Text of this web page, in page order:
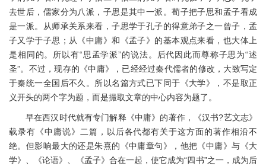
去世后，儒家分为八派，子思是其中一派。荀子把子思和孟子看成
是一派。从师承关系来看，子思学于孔子的得意弟子之一曾子，孟
子又学于子思；从《中庸》和《孟子》的基本观点来看，也大体上
是相同的。所以有“思孟学派”的说法。后代因此而尊称子思为“述
圣”。不过，现存的《中庸》，已经经过秦代儒者的修改，大致写定
于秦统一全国后不久。所以名篇方式已下同于《大学》，不是取正
义开头的两个字为题，而是撮取文章的中心内容为题了。
早在西汉时代就有专门解释《中庸》的著作，《汉书?艺文志》
载录有《中庸说》二篇，以后各代都有关于这方面的著作相沿不
绝。但影响最大的还是朱熹的《中庸章句》，他把《中庸》与《大
学》、《论语》、《孟子》合在一起，使它成为“四书”之一，成为后